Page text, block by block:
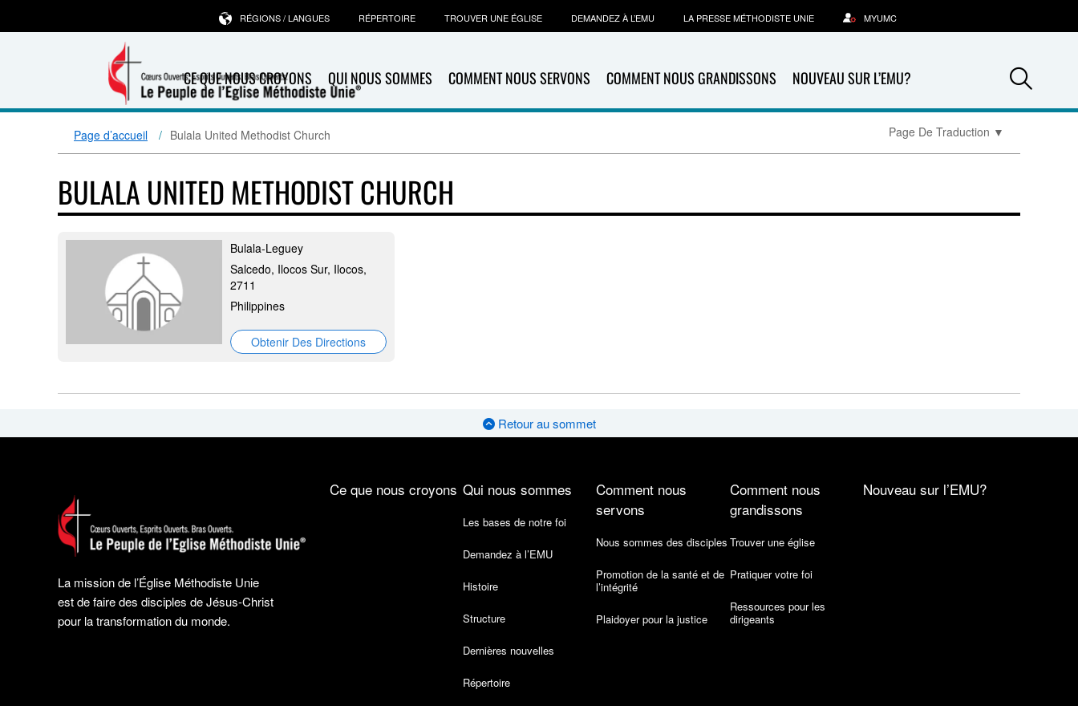
CE QUE NOUS CROYONS QUI NOUS SOMMES COMMENT NOUS SERVONS COMMENT NOUS GRANDISSONS NOUVEAU SUR L’EMU?
RÉGIONS / LANGUES RÉPERTOIRE TROUVER UNE ÉGLISE DEMANDEZ À L’EMU LA PRESSE MÉTHODISTE UNIE MYUMC
Page d’accueil Bulala United Methodist Church Page De Traduction ▼
BULALA UNITED METHODIST CHURCH
Bulala-Leguey
Salcedo, Ilocos Sur, Ilocos,
2711
Philippines
Obtenir Des Directions
Retour au sommet
La mission de l’Église Méthodiste Unie
est de faire des disciples de Jésus-Christ
pour la transformation du monde.
Ce que nous croyons Qui nous sommes
Les bases de notre foi
Demandez à l’EMU
Histoire
Structure
Dernières nouvelles
Répertoire
Comment nous
servons
Nous sommes des disciples
Promotion de la santé et de
l’intégrité
Plaidoyer pour la justice
Comment nous
grandissons
Trouver une église
Pratiquer votre foi
Ressources pour les
dirigeants
Nouveau sur l’EMU?